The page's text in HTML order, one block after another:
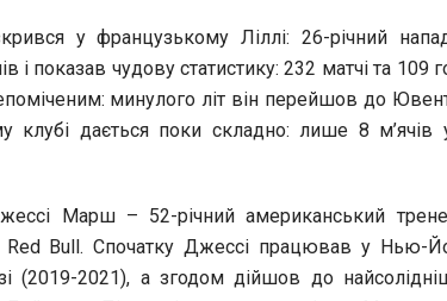
у французькому Ліллі: 26-річний
і показав чудову статистику: 232 матчі та 109
минулого літ він перейшов до
клубі дається поки складно: лише 8 м’ячів
Марш – 52-річний американський
Red Bull. Спочатку Джессі працював у Нью-
(2019-2021), а згодом дійшов до